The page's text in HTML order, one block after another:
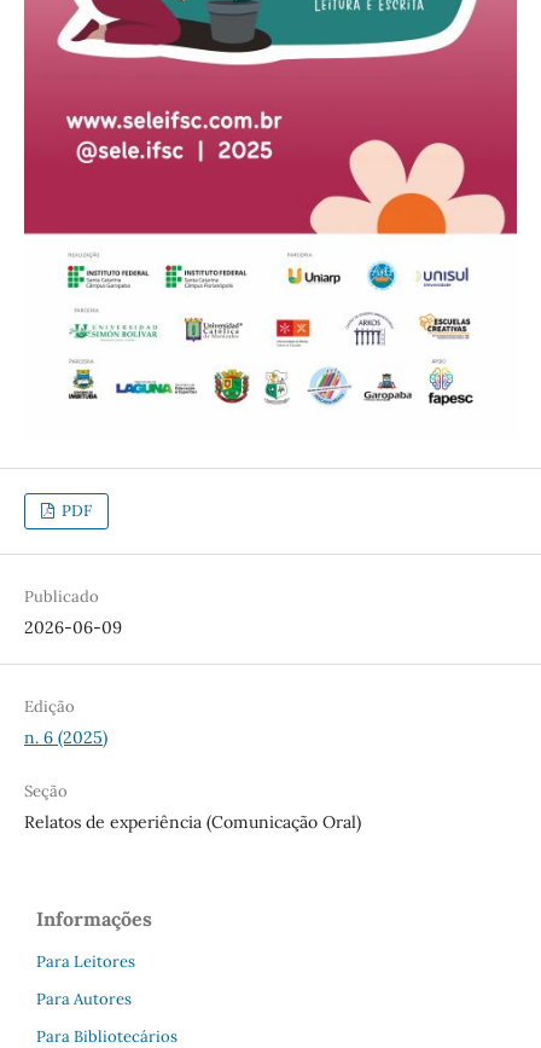
PDF
Publicado
2026-06-09
Edição
n. 6 (2025)
Seção
Relatos de experiência (Comunicação Oral)
Informações
Para Leitores
Para Autores
Para Bibliotecários